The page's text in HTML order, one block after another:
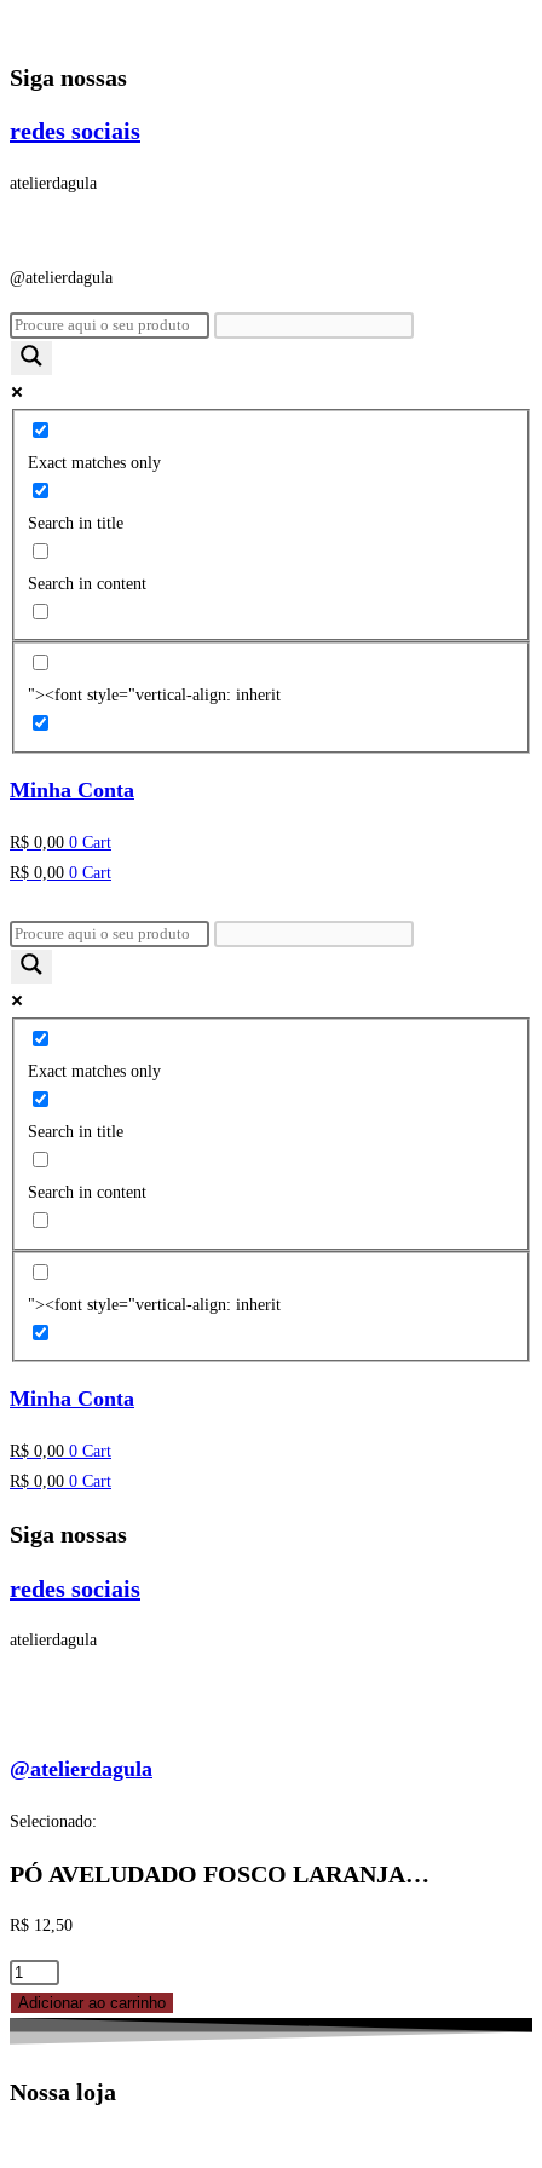
o
Siga nossas
redes sociais
atelierdagula
@atelierdagula
Exact matches only
Search in title
Search in content
"><font style="vertical-align: inherit
Minha Conta
R$ 0,00 0 Cart
R$ 0,00 0 Cart
Exact matches only
Search in title
Search in content
"><font style="vertical-align: inherit
Minha Conta
R$ 0,00 0 Cart
R$ 0,00 0 Cart
Siga nossas
redes sociais
atelierdagula
@atelierdagula
Selecionado:
PÓ AVELUDADO FOSCO LARANJA…
R$ 12,50
PÓ
AVELUDADO
FOSCO
3GR
Adicionar ao carrinho
Nossa loja